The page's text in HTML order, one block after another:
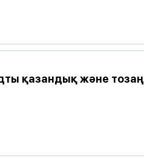
қазандық және тозаң